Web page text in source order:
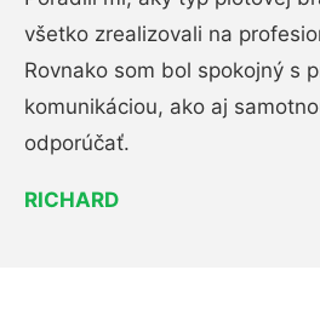
všetko zrealizovali na
Rovnako som bol spokojný s
komunikáciou, ako aj
odporúčať.
RICHARD